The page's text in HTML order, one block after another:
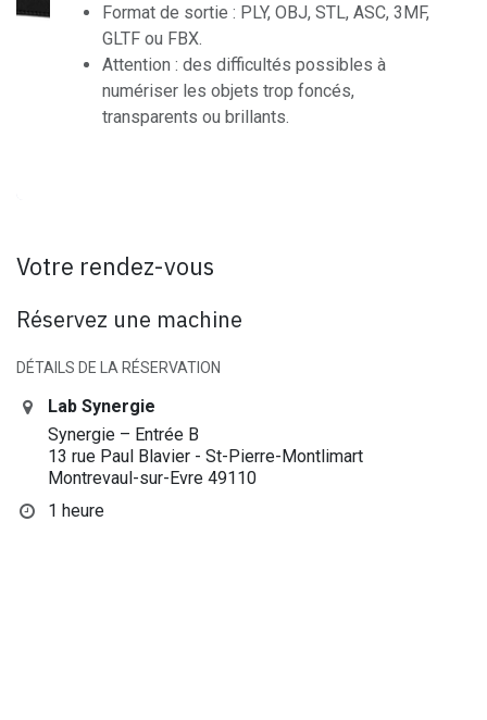
Format de sortie : PLY, OBJ, STL, ASC, 3MF,
GLTF ou FBX.
Attention : des difficultés possibles à
numériser les objets trop foncés,
transparents ou brillants.​
Votre rendez-vous
Réservez une machine
DÉTAILS DE LA RÉSERVATION
Lab Synergie
Synergie – Entrée B
13 rue Paul Blavier - St-Pierre-Montlimart
Montrevaul-sur-Evre 49110
1 heure